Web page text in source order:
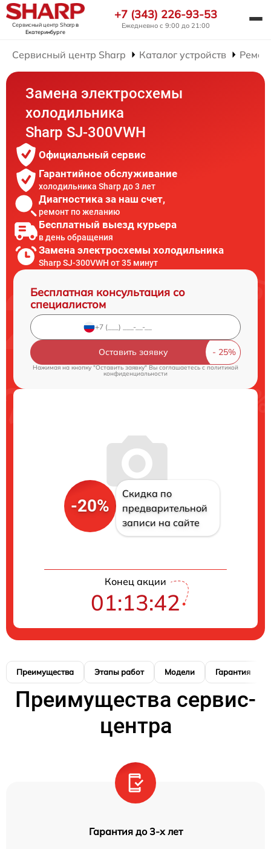
Сервисный центр Sharpв
Екатеринбурге
+7 (343) 226-93-53
Ежедневно с 9:00 до 21:00
Сервисный центр Sharp Каталог устройств
Замена электросхемы
холодильника
Sharp SJ-300VWH
Официальный сервис
Гарантийное обслуживание
холодильника Sharp до 3 лет
Диагностика за наш счет,
ремонт по желанию
Бесплатный выезд курьера
в день обращения
Замена электросхемы холодильника
Sharp SJ-300VWH от 35 минут
Бесплатная консультация со
специалистом
Оставить заявку
Нажимая на кнопку "Оставить заявку" Вы соглашаетесь cполитикой
конфиденциальности
-20%
Скидка по
предварительной
записи на сайте
Конец акции
01:13:42
Преимущества Этапы работ Модели Гарантия
Преимущества сервис-
центра
Гарантия до 3-х лет